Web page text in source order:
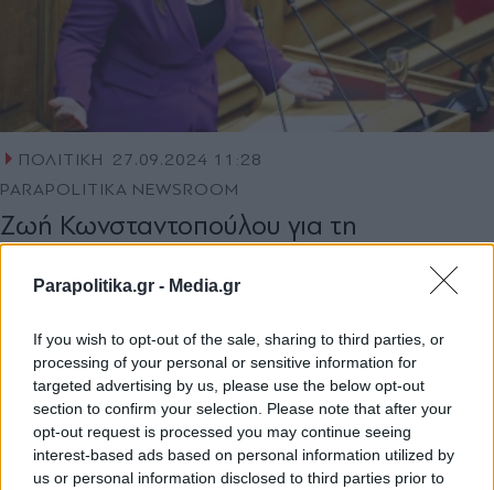
Parapolitika.gr - Media.gr
If you wish to opt-out of the sale, sharing to third parties, or
processing of your personal or sensitive information for
targeted advertising by us, please use the below opt-out
section to confirm your selection. Please note that after your
opt-out request is processed you may continue seeing
interest-based ads based on personal information utilized by
us or personal information disclosed to third parties prior to
ΠΟΛΙΤΙΚΗ
27.09.2024 11:28
PARAPOLITIKA NEWSROOM
Ζωή Κωνσταντοπούλου για τη
συνάντηση με τον πρόεδρο της ΑΔΑΕ:
Θα πάμε μέχρι τέλους για το σκάνδαλο